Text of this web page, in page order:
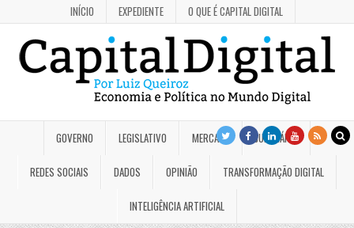
INÍCIO EXPEDIENTE O QUE É CAPITAL DIGITAL
GOVERNO LEGISLATIVO MERCADO JUDICIÁRIO
REDES SOCIAIS DADOS OPINIÃO TRANSFORMAÇÃO DIGITAL
INTELIGÊNCIA ARTIFICIAL